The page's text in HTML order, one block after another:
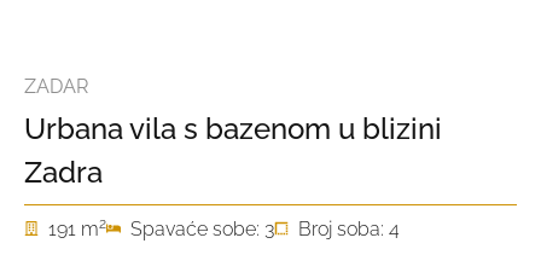
ZADAR
Urbana vila s bazenom u blizini
Zadra
191 m2 Spavaće sobe: 3
Broj soba: 4